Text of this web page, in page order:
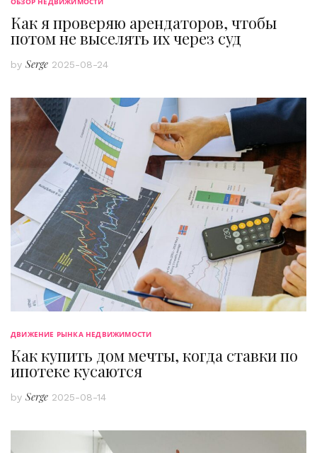
ОБЗОР НЕДВИЖИМОСТИ
Как я проверяю арендаторов, чтобы
потом не выселять их через суд
by Serge 2025-08-24
ДВИЖЕНИЕ РЫНКА НЕДВИЖИМОСТИ
Как купить дом мечты, когда ставки по
ипотеке кусаются
by Serge 2025-08-14